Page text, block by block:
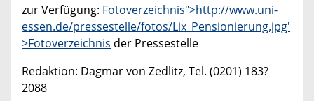
zur Verfügung: Fotoverzeichnis">http://www.uni-
essen.de/pressestelle/fotos/Lix_Pensionierung.jpg'
>Fotoverzeichnis der Pressestelle
Redaktion: Dagmar von Zedlitz, Tel. (0201) 183?
2088